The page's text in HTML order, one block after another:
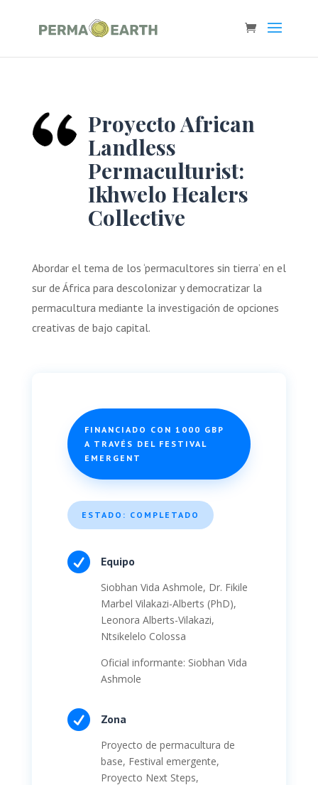
Proyecto African
Landless
Permaculturist:
Ikhwelo Healers
Collective
Abordar el tema de los ‘permacultores sin tierra’ en el
sur de África para descolonizar y democratizar la
permacultura mediante la investigación de opciones
creativas de bajo capital.
FINANCIADO CON 1000 GBP
A TRAVÉS DEL FESTIVAL
EMERGENT
ESTADO: COMPLETADO
 Equipo
Siobhan Vida Ashmole, Dr. Fikile
Marbel Vilakazi-Alberts (PhD),
Leonora Alberts-Vilakazi,
Ntsikelelo Colossa
Oficial informante: Siobhan Vida
Ashmole
 Zona
Proyecto de permacultura de
base, Festival emergente,
Proyecto Next Steps,